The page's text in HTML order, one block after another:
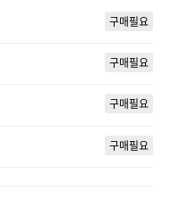
구매필요
구매필요
구매필요
구매필요